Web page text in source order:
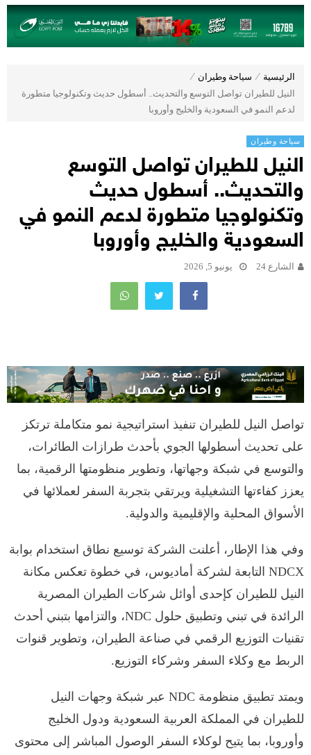
الرئيسية ⁄ سياحة وطيران ⁄
النيل للطيران تواصل التوسع والتحديث.. أسطول حديث وتكنولوجيا متطورة
لدعم النمو في السعودية والخليج وأوروبا
سياحة وطيران
النيل للطيران تواصل التوسع
والتحديث.. أسطول حديث
وتكنولوجيا متطورة لدعم النمو في
السعودية والخليج وأوروبا
الشارع 24 يونيو 5, 2026
تواصل النيل للطيران تنفيذ استراتيجية نمو متكاملة ترتكز
على تحديث أسطولها الجوي بأحدث طرازات الطائرات،
والتوسع في شبكة وجهاتها، وتطوير منظومتها الرقمية، بما
يعزز كفاءتها التشغيلية ويرتقي بتجربة السفر لعملائها في
الأسواق المحلية والإقليمية والدولية.
وفي هذا الإطار، أعلنت الشركة توسيع نطاق استخدام بوابة
NDCX التابعة لشركة أماديوس، في خطوة تعكس مكانة
النيل للطيران كإحدى أوائل شركات الطيران المصرية
الرائدة في تبني وتطبيق حلول NDC، والتزامها بتبني أحدث
تقنيات التوزيع الرقمي في صناعة الطيران، وتطوير قنوات
الربط مع وكلاء السفر وشركاء التوزيع.
ويمتد تطبيق منظومة NDC عبر شبكة وجهات النيل
للطيران في المملكة العربية السعودية ودول الخليج
وأوروبا، بما يتيح لوكلاء السفر الوصول المباشر إلى محتوى